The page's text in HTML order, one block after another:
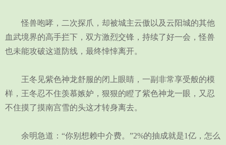
怪兽咆哮，二次探爪，却被城主云傲以及云阳城的其他
血武境界的高手拦下，双方激烈交锋，持续了好一会，怪兽
也未能攻破这道防线，最终悻悻离开。
王冬见紫色神龙舒服的闭上眼睛，一副非常享受般的模
样，王冬忍不住羡慕嫉妒，狠狠的瞪了紫色神龙一眼，又忍
不住摸了摸南宫雪的头这才转身离去。
余明急道：“你别想赖中介费。”2%的抽成就是1亿，怎么